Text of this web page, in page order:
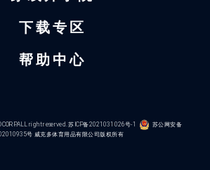
下载专区
帮助中心
CORP.ALL right reserved.苏ICP备2021031026号-1 苏公网安备
号 威克多体育用品有限公司版权所有